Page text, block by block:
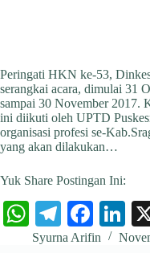
Peringati HKN ke-53,
serangkai acara, dimulai 31
sampai 30 November 2017.
ini diikuti oleh UPTD
organisasi profesi se-
yang akan dilakukan…
Yuk Share Postingan Ini:
W
ha
Te
le
Fa
ce
Li
nk
Syurna Arifin